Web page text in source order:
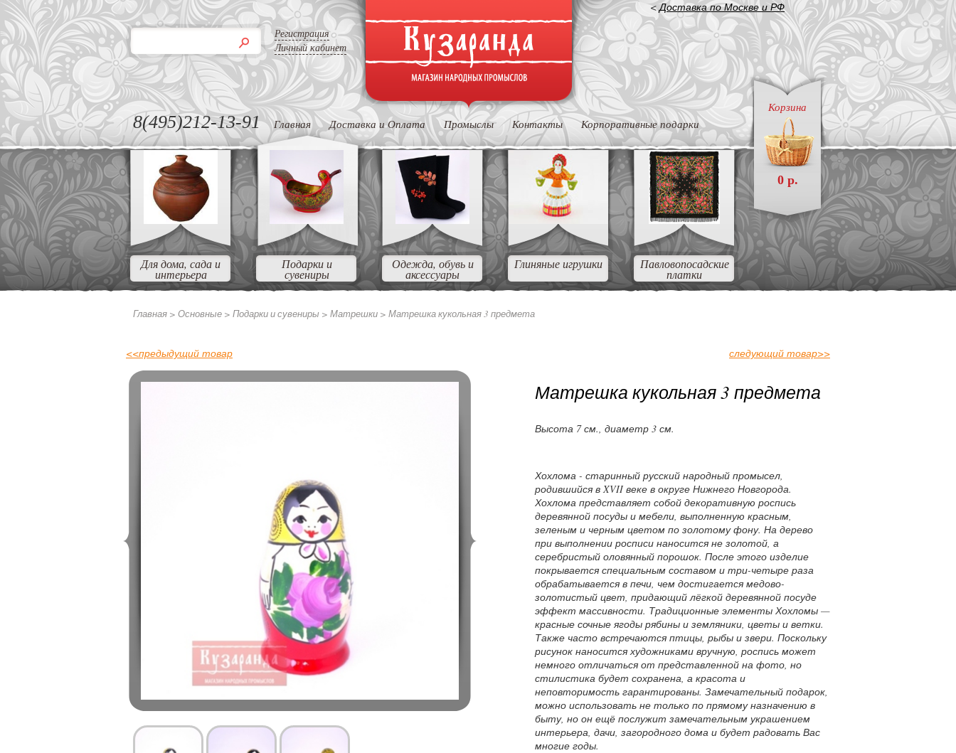
Регистрация
Личный кабинет
<Доставка по Москве и РФ
Корзина
0 р.
8(495)212-13-91 Главная Доставка и Оплата Промыслы Контакты Корпоративные подарки
Для дома, сада и
интерьера
Подарки и
сувениры
Одежда, обувь и
аксессуары
Глиняные игрушки Павловопосадские
платки
Главная > Основные > Подарки и сувениры > Матрешки > Матрешка кукольная 3 предмета
<<предыдущий товар следующий товар>>
Матрешка кукольная 3 предмета
Высота 7 см., диаметр 3 см.
Хохлома - старинный русский народный промысел,
родившийся в XVII веке в округе Нижнего Новгорода.
Хохлома представляет собой декоративную роспись
деревянной посуды и мебели, выполненную красным,
зеленым и черным цветом по золотому фону. На дерево
при выполнении росписи наносится не золотой, а
серебристый оловянный порошок. После этого изделие
покрывается специальным составом и три-четыре раза
обрабатывается в печи, чем достигается медово-
золотистый цвет, придающий лёгкой деревянной посуде
эффект массивности. Традиционные элементы Хохломы —
красные сочные ягоды рябины и земляники, цветы и ветки.
Также часто встречаются птицы, рыбы и звери. Поскольку
рисунок наносится художниками вручную, роспись может
немного отличаться от представленной на фото, но
стилистика будет сохранена, а красота и
неповторимость гарантированы. Замечательный подарок,
можно использовать не только по прямому назначению в
быту, но он ещё послужит замечательным украшением
интерьера, дачи, загородного дома и будет радовать Вас
многие годы.